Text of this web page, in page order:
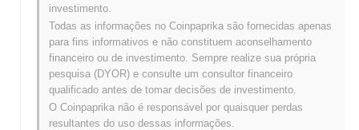
Qual é o histórico da faixa de preço de RollX?
Máxima Histórica (ATH):€0.178340
Mínima Histórica (ATL):NaN
RollX está sendo negociado atualmente~36.61% abaixo de sua
ATH .
investimento.
Todas as informações no Coinpaprika são fornecidas apenas
para fins informativos e não constituem aconselhamento
financeiro ou de investimento. Sempre realize sua própria
pesquisa (DYOR) e consulte um consultor financeiro
qualificado antes de tomar decisões de investimento.
O Coinpaprika não é responsável por quaisquer perdas
resultantes do uso dessas informações.